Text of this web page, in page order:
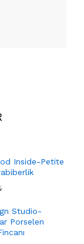
Inside-Petite
Studio-
Porselen